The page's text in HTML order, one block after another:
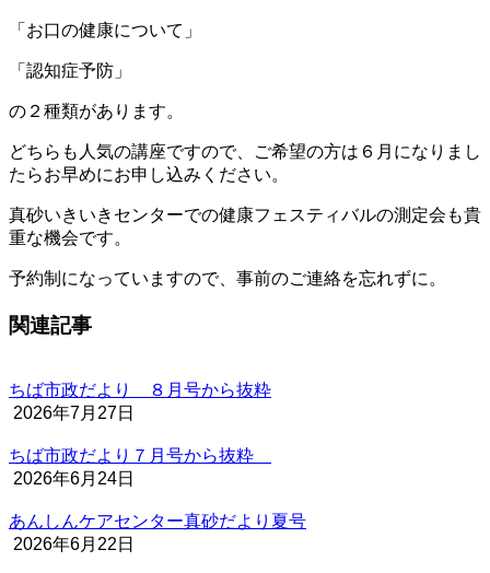
「お口の健康について」
「認知症予防」
の２種類があります。
どちらも人気の講座ですので、ご希望の方は６月になりまし
たらお早めにお申し込みください。
真砂いきいきセンターでの健康フェスティバルの測定会も貴
重な機会です。
予約制になっていますので、事前のご連絡を忘れずに。
関連記事
ちば市政だより ８月号から抜粋
2026年7月27日
ちば市政だより７月号から抜粋
2026年6月24日
あんしんケアセンター真砂だより夏号
2026年6月22日